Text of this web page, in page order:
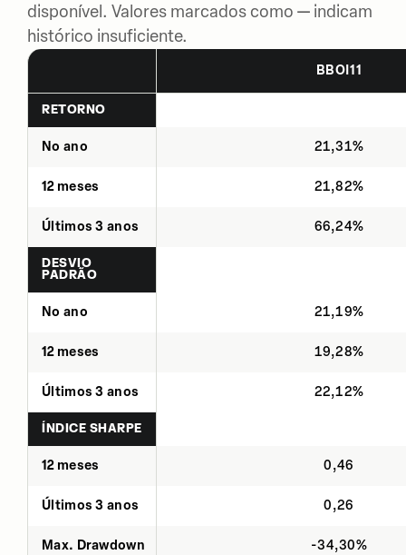
disponível. Valores marcados como — indicam
histórico insuficiente.
BBOI11
RETORNO
No ano 21,31%
12 meses 21,82%
Últimos 3 anos 66,24%
DESVIO
PADRÃO
No ano 21,19%
12 meses 19,28%
Últimos 3 anos 22,12%
ÍNDICE SHARPE
12 meses 0,46
Últimos 3 anos 0,26
Max. Drawdown -34,30%